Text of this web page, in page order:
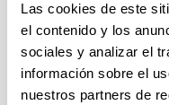
Las cookies de este
el contenido y los
sociales y analizar el
información sobre el
nuestros partners de
Fecha:13 de
Lugar:Palacio